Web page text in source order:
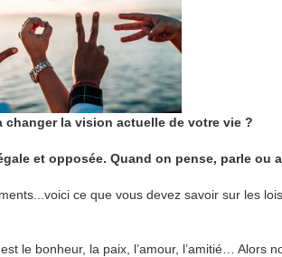
la vision actuelle de votre vie ?
et opposée. Quand on pense, parle ou
ce que vous devez savoir sur les
le bonheur, la paix, l’amour, l’amitié… Alors